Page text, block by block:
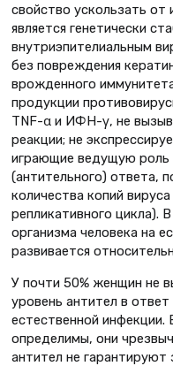
свойство ускользать
является генетически
внутриэпителиальным
без повреждения
врожденного
продукции
ТNF-α и ИФН-γ, не
реакции; не
играющие ведущую роль
(антительного) ответа,
количества копий
репликативного цикла).
организма человека на
развивается
У почти 50% женщин не
уровень антител в
естественной инфекции.
определимы, они
антител не